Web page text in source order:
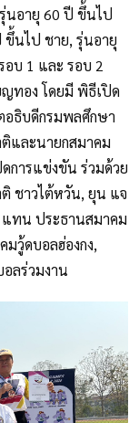
นอายุ 60 ปี ขึ้นไป
นไป ชาย, รุ่นอายุ
บ 1 และ รอบ 2
ทอง โดยมี พิธีเปิด
อธิบดีกรมพลศึกษา
และนายกสมาคม
การแข่งขัน ร่วมด้วย
ชาวไต้หวัน, ยุน แจ
ทน ประธานสมาคม
วู้ดบอลฮ่องกง,
ลร่วมงาน